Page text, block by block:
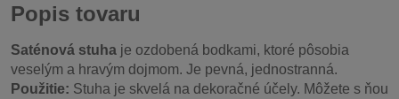
Popis tovaru
Saténová stuha je ozdobená bodkami, ktoré pôsobia
veselým a hravým dojmom. Je pevná, jednostranná.
Použitie: Stuha je skvelá na dekoračné účely. Môžete s ňou